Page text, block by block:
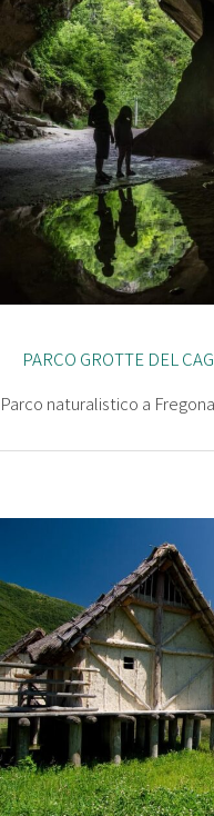
PARCO GROTTE DEL
Parco naturalistico a Fregona